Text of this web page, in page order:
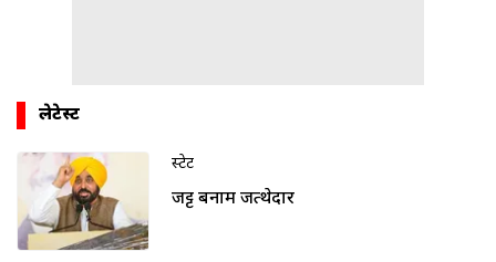
लेटेस्ट
स्टेट
जट्ट बनाम जत्थेदार